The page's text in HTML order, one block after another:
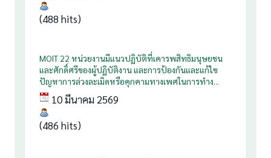
(488 hits)
MOIT 22 หน่วยงานมีแนวปฏิบัติที่เคารพสิทธิมนุษยชน
และศักดิ์ศรีของผู้ปฏิบัติงาน และการป้องกันและแก้ไข
ปัญหาการล่วงละเมิดหรือคุกคามทางเพศในการทำง...
10 มีนาคม 2569
(486 hits)